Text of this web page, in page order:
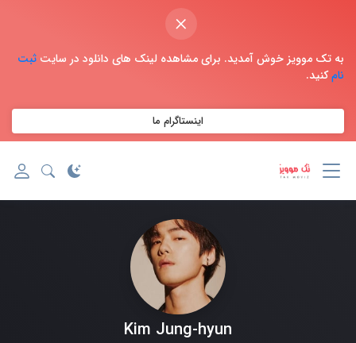
×
به تک موویز خوش آمدید. برای مشاهده لینک های دانلود در سایت ثبت
نامکنید.
اینستاگرام ما
Kim Jung-hyun